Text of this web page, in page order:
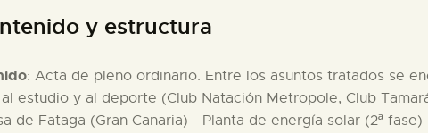
y estructura
: Acta de pleno ordinario. Entre los asuntos tratados se
al estudio y al deporte (Club Natación Metropole, Club
de Fataga (Gran Canaria) - Planta de energía solar (2ª